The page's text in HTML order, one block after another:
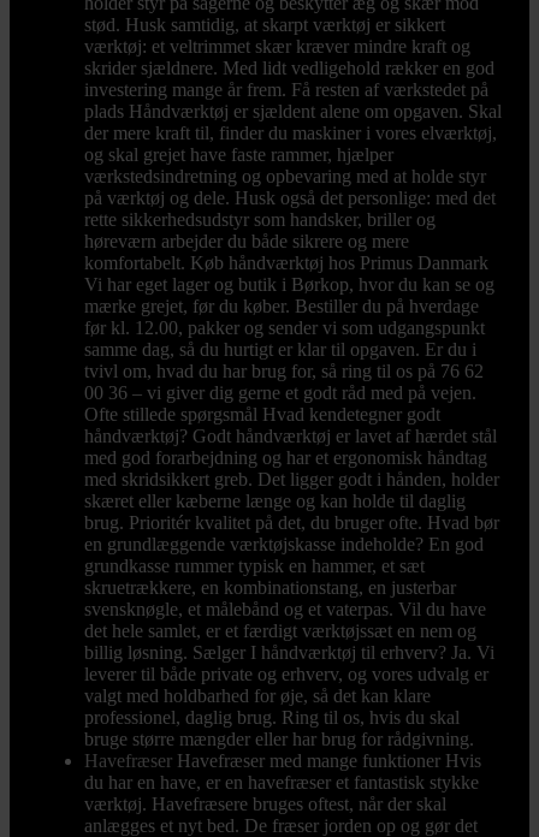
stød. Husk samtidig, at skarpt værktøj er sikkert
værktøj: et veltrimmet skær kræver mindre kraft og
skrider sjældnere. Med lidt vedligehold rækker en god
investering mange år frem. Få resten af værkstedet på
plads Håndværktøj er sjældent alene om opgaven. Skal
der mere kraft til, finder du maskiner i vores elværktøj,
og skal grejet have faste rammer, hjælper
værkstedsindretning og opbevaring med at holde styr
på værktøj og dele. Husk også det personlige: med det
rette sikkerhedsudstyr som handsker, briller og
høreværn arbejder du både sikrere og mere
komfortabelt. Køb håndværktøj hos Primus Danmark
Vi har eget lager og butik i Børkop, hvor du kan se og
mærke grejet, før du køber. Bestiller du på hverdage
før kl. 12.00, pakker og sender vi som udgangspunkt
samme dag, så du hurtigt er klar til opgaven. Er du i
tvivl om, hvad du har brug for, så ring til os på 76 62
00 36 – vi giver dig gerne et godt råd med på vejen.
Ofte stillede spørgsmål Hvad kendetegner godt
håndværktøj? Godt håndværktøj er lavet af hærdet stål
med god forarbejdning og har et ergonomisk håndtag
med skridsikkert greb. Det ligger godt i hånden, holder
skæret eller kæberne længe og kan holde til daglig
brug. Prioritér kvalitet på det, du bruger ofte. Hvad bør
en grundlæggende værktøjskasse indeholde? En god
grundkasse rummer typisk en hammer, et sæt
skruetrækkere, en kombinationstang, en justerbar
svensknøgle, et målebånd og et vaterpas. Vil du have
det hele samlet, er et færdigt værktøjssæt en nem og
billig løsning. Sælger I håndværktøj til erhverv? Ja. Vi
leverer til både private og erhverv, og vores udvalg er
valgt med holdbarhed for øje, så det kan klare
professionel, daglig brug. Ring til os, hvis du skal
bruge større mængder eller har brug for rådgivning.
Havefræser Havefræser med mange funktioner Hvis
du har en have, er en havefræser et fantastisk stykke
værktøj. Havefræsere bruges oftest, når der skal
anlægges et nyt bed. De fræser jorden op og gør det